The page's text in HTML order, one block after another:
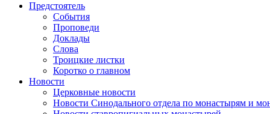
Предстоятель
События
Проповеди
Доклады
Слова
Троицкие листки
Коротко о главном
Новости
Церковные новости
Новости Синодального отдела по монастырям и